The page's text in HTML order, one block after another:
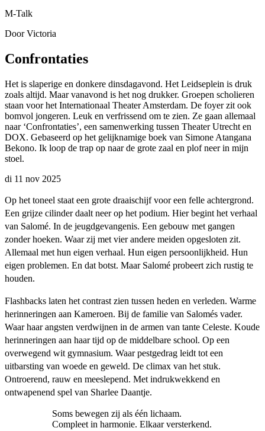
M-Talk
DoorVictoria
Confrontaties
Het is slaperige en donkere dinsdagavond. Het Leidseplein is druk
zoals altijd. Maar vanavond is het nog drukker. Groepen scholieren
staan voor het Internationaal Theater Amsterdam. De foyer zit ook
bomvol jongeren. Leuk en verfrissend om te zien. Ze gaan allemaal
naar ‘Confrontaties’, een samenwerking tussen Theater Utrecht en
DOX. Gebaseerd op het gelijknamige boek van Simone Atangana
Bekono. Ik loop de trap op naar de grote zaal en plof neer in mijn
stoel.
di 11 nov 2025
Op het toneel staat een grote draaischijf voor een felle achtergrond.
Een grijze cilinder daalt neer op het podium. Hier begint het verhaal
van Salomé. In de jeugdgevangenis. Een gebouw met gangen
zonder hoeken. Waar zij met vier andere meiden opgesloten zit.
Allemaal met hun eigen verhaal. Hun eigen persoonlijkheid. Hun
eigen problemen. En dat botst. Maar Salomé probeert zich rustig te
houden.
Flashbacks laten het contrast zien tussen heden en verleden. Warme
herinneringen aan Kameroen. Bij de familie van Salomés vader.
Waar haar angsten verdwijnen in de armen van tante Celeste. Koude
herinneringen aan haar tijd op de middelbare school. Op een
overwegend wit gymnasium. Waar pestgedrag leidt tot een
uitbarsting van woede en geweld. De climax van het stuk.
Ontroerend, rauw en meeslepend. Met indrukwekkend en
ontwapenend spel van Sharlee Daantje.
Soms bewegen zij als één lichaam.
Compleet in harmonie. Elkaar versterkend.